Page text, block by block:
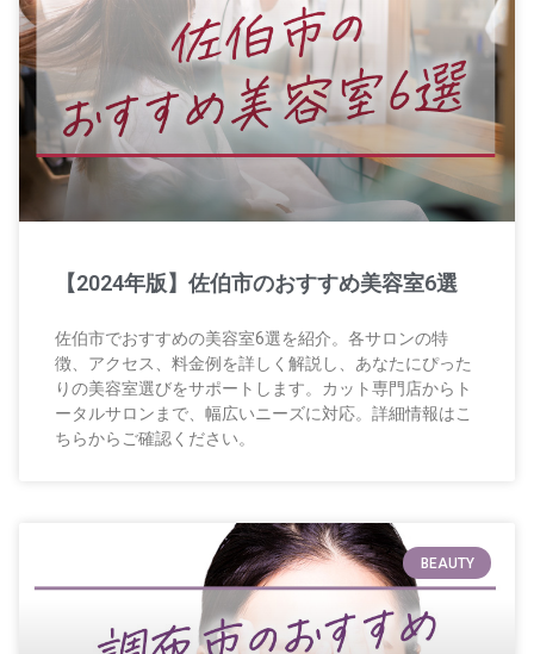
【2024年版】佐伯市のおすすめ美容室6選
佐伯市でおすすめの美容室6選を紹介。各サロンの特
徴、アクセス、料金例を詳しく解説し、あなたにぴった
りの美容室選びをサポートします。カット専門店からト
ータルサロンまで、幅広いニーズに対応。詳細情報はこ
ちらからご確認ください。
BEAUTY